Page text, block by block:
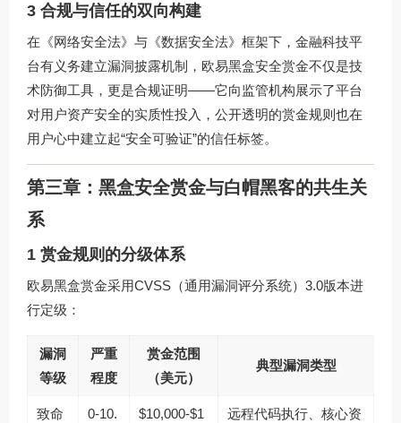
3 合规与信任的双向构建
在《网络安全法》与《数据安全法》框架下，金融科技平
台有义务建立漏洞披露机制，欧易黑盒安全赏金不仅是技
术防御工具，更是合规证明——它向监管机构展示了平台
对用户资产安全的实质性投入，公开透明的赏金规则也在
用户心中建立起“安全可验证”的信任标签。
第三章：黑盒安全赏金与白帽黑客的共生关
系
1 赏金规则的分级体系
欧易黑盒赏金采用CVSS（通用漏洞评分系统）3.0版本进
行定级：
漏洞
等级
严重
程度
赏金范围
（美元）
典型漏洞类型
致命
0-10.
$10,000-$1
远程代码执行、核心资